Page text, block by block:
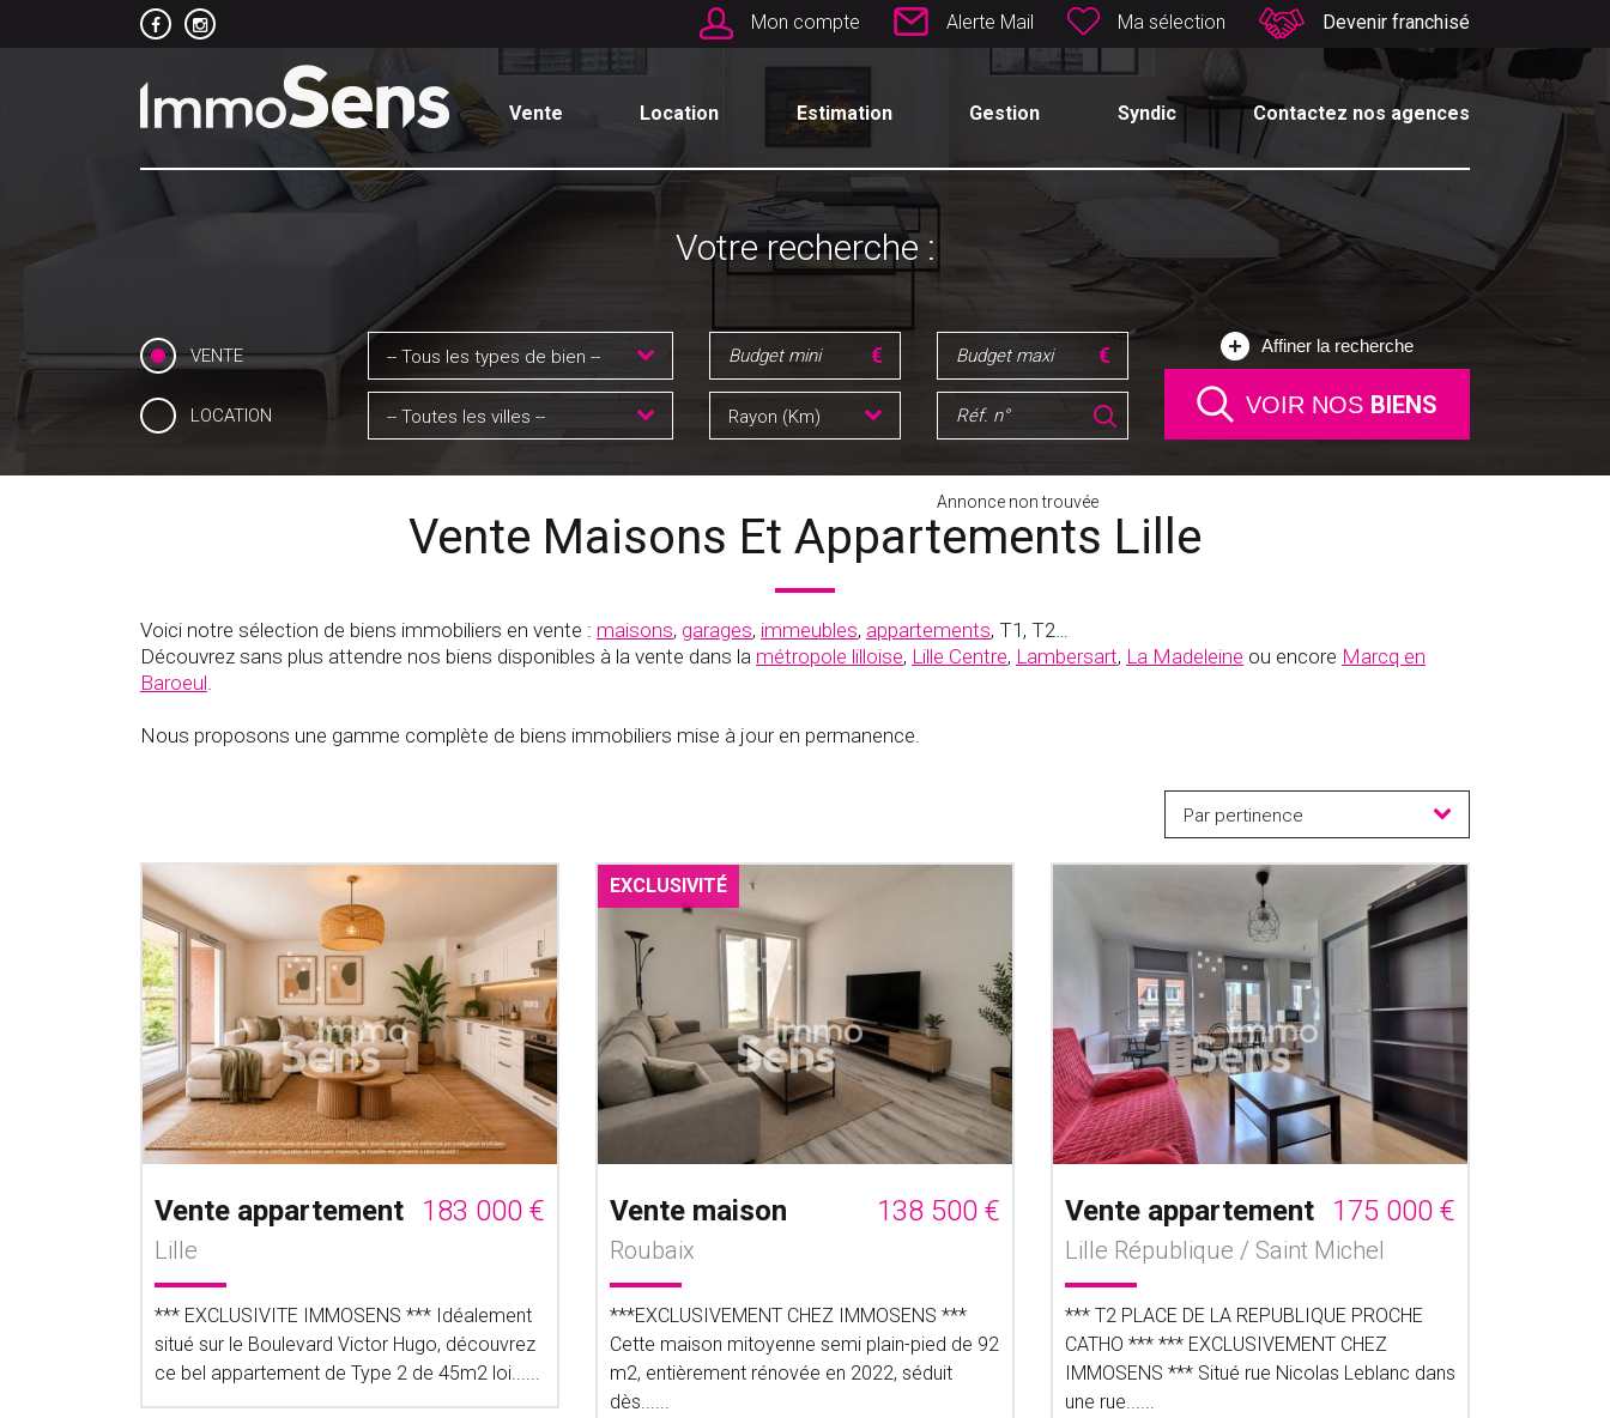
Mon compte Alerte Mail Ma sélection Devenir franchisé
Vente Location Estimation Gestion Syndic Contactez nos agences
Votre recherche :
VENTE
LOCATION
-- Tous les types de bien --
-- Toutes les villes -- Rayon (Km)
Annonce non trouvée
Affiner la recherche
VOIR NOS BIENS
Vente Maisons Et Appartements Lille
Voici notre sélection de biens immobiliers en vente : maisons, garages, immeubles, appartements, T1, T2…
Découvrez sans plus attendre nos biens disponibles à la vente dans la métropole lilloise, Lille Centre, Lambersart, La Madeleine ou encore Marcq en
Baroeul.
Nous proposons une gamme complète de biens immobiliers mise à jour en permanence.
Par pertinence
Vente appartement 183 000 €
Lille
*** EXCLUSIVITE IMMOSENS *** Idéalement
situé sur le Boulevard Victor Hugo, découvrez
ce bel appartement de Type 2 de 45m2 loi......
EXCLUSIVITÉ
Vente maison 138 500 €
Roubaix
***EXCLUSIVEMENT CHEZ IMMOSENS ***
Cette maison mitoyenne semi plain-pied de 92
m2, entièrement rénovée en 2022, séduit
dès......
Vente appartement 175 000 €
Lille République / Saint Michel
*** T2 PLACE DE LA REPUBLIQUE PROCHE
CATHO *** *** EXCLUSIVEMENT CHEZ
IMMOSENS *** Situé rue Nicolas Leblanc dans
une rue......